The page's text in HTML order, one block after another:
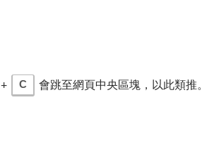
+ C 會跳至網頁中央區塊，以此類推。